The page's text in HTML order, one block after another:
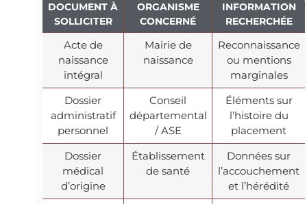
DOCUMENT À
SOLLICITER
ORGANISME
CONCERNÉ
INFORMATION
RECHERCHÉE
Acte de
naissance
intégral
Mairie de
naissance
Reconnaissance
ou mentions
marginales
Dossier
administratif
personnel
Conseil
départemental
/ ASE
Éléments sur
l’histoire du
placement
Dossier
médical
d’origine
Établissement
de santé
Données sur
l’accouchement
et l’hérédité